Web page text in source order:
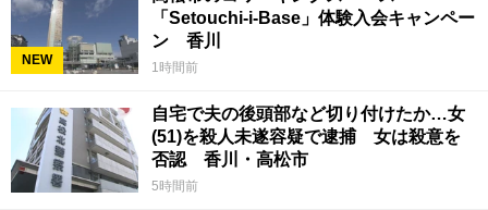
NEW
「Setouchi-i-Base」体験入会キャンペー
ン 香川
1時間前
自宅で夫の後頭部など切り付けたか…女
(51)を殺人未遂容疑で逮捕 女は殺意を
否認 香川・高松市
5時間前